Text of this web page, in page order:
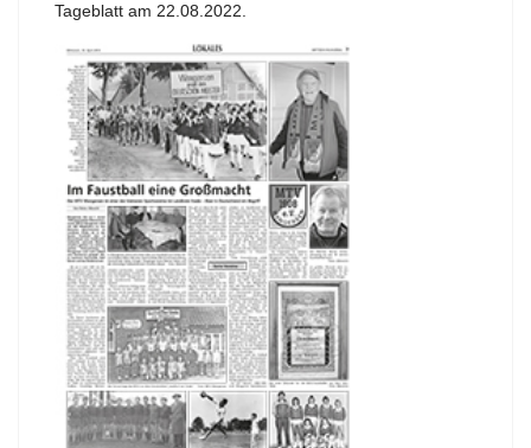
Tageblatt am 22.08.2022.